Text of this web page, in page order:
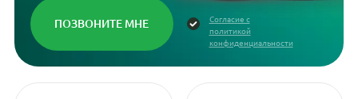
Согласие с
политикой
конфиденциальности